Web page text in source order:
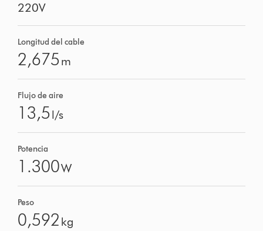
220V
Longitud del cable
2,675 m
Flujo de aire
13,5 l/s
Potencia
1.300W
Peso
0,592 kg